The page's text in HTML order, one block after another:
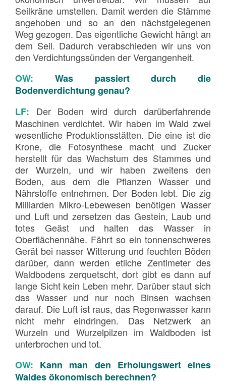
Seilkräne umstellen. Damit werden die Stämme
angehoben und so an den nächstgelegenen
Weg gezogen. Das eigentliche Gewicht hängt an
dem Seil. Dadurch verabschieden wir uns von
den Verdichtungssünden der Vergangenheit.
OW:
Was passiert durch die
Bodenverdichtung genau?
LF: Der Boden wird durch darüberfahrende
Maschinen verdichtet. Wir haben im Wald zwei
wesentliche Produktionsstätten. Die eine ist die
Krone, die Fotosynthese macht und Zucker
herstellt für das Wachstum des Stammes und
der Wurzeln, und wir haben zweitens den
Boden, aus dem die Pflanzen Wasser und
Nährstoffe entnehmen. Der Boden lebt. Die zig
Milliarden Mikro-Lebewesen benötigen Wasser
und Luft und zersetzen das Gestein, Laub und
totes Geäst und halten das Wasser in
Oberflächennähe. Fährt so ein tonnenschweres
Gerät bei nasser Witterung und feuchten Böden
darüber, dann werden etliche Zentimeter des
Waldbodens zerquetscht, dort gibt es dann auf
lange Sicht kein Leben mehr. Darüber staut sich
das Wasser und nur noch Binsen wachsen
darauf. Die Luft ist raus, das Regenwasser kann
nicht mehr eindringen. Das Netzwerk an
Wurzeln und Wurzelpilzen im Waldboden ist
unterbrochen und tot.
OW: Kann man den Erholungswert eines
Waldes ökonomisch berechnen?